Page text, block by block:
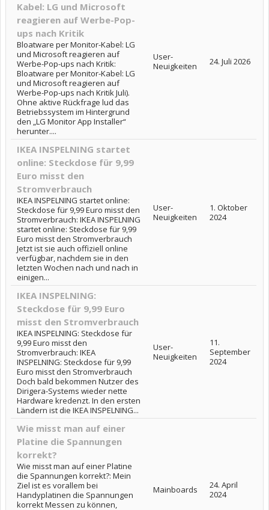
Kabel: LG und Microsoft
reagieren auf Werbe-Pop-
ups nach Kritik
Bloatware per Monitor-Kabel: LG
und Microsoft reagieren auf
Werbe-Pop-ups nach Kritik:
Bloatware per Monitor-Kabel: LG
und Microsoft reagieren auf
Werbe-Pop-ups nach Kritik Juli).
Ohne aktive Rückfrage lud das
Betriebssystem im Hintergrund
den „LG Monitor App Installer“
herunter....
User-
Neuigkeiten
24. Juli 2026
IKEA INSPELNING startet
online: Steckdose für 9,99
Euro misst den
Stromverbrauch
IKEA INSPELNING startet online:
Steckdose für 9,99 Euro misst den
Stromverbrauch: IKEA INSPELNING
startet online: Steckdose für 9,99
Euro misst den Stromverbrauch
Jetzt ist sie auch offiziell online
verfügbar, nachdem sie in den
letzten Wochen nach und nach in
einigen...
User-
Neuigkeiten
1. Oktober
2024
IKEA INSPELNING:
Steckdose für 9,99 Euro
misst den Stromverbrauch
IKEA INSPELNING: Steckdose für
9,99 Euro misst den
Stromverbrauch: IKEA
INSPELNING: Steckdose für 9,99
Euro misst den Stromverbrauch
Doch bald bekommen Nutzer des
Dirigera-Systems wieder nette
Hardware kredenzt. In den ersten
Ländern ist die IKEA INSPELNING...
User-
Neuigkeiten
11.
September
2024
Wie misst man auf einer
Platine die Spannungen
korrekt?
Wie misst man auf einer Platine
die Spannungen korrekt?: Mein
Ziel ist es vorallem bei
Handyplatinen die Spannungen
korrekt Messen zu können,
Mainboards
24. April
2024